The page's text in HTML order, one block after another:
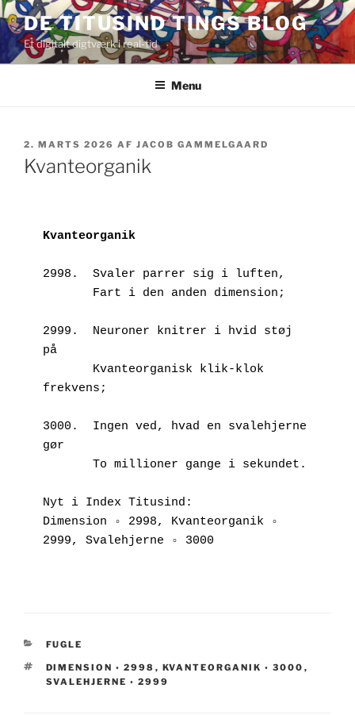
Videre
til
indhold
DE TITUSIND TINGS BLOG
Et digitalt digtværk i real-tid
Menu
UDGIVET
DEN
2. MARTS 2026 AF JACOB GAMMELGAARD
Kvanteorganik
Kvanteorganik
2998.  Svaler parrer sig i luften,
       Fart i den anden dimension;
2999.  Neuroner knitrer i hvid støj
på
frekvens;
3000.  Ingen ved, hvad en svalehjerne
gør
       To millioner gange i sekundet.
Nyt i Index Titusind:
Dimension ◦ 2998, Kvanteorganik ◦
2999, Svalehjerne ◦ 3000
KATEGORIER
FUGLE
TAGS
DIMENSION ◦ 2998 , KVANTEORGANIK ◦ 3000 ,
SVALEHJERNE ◦ 2999